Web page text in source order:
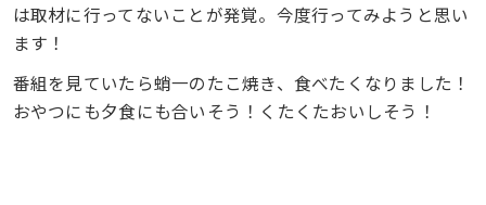
は取材に行ってないことが発覚。今度行ってみようと思い
ます！
番組を見ていたら蛸一のたこ焼き、食べたくなりました！
おやつにも夕食にも合いそう！くたくたおいしそう！